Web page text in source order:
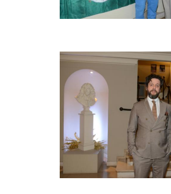
Afbeelding